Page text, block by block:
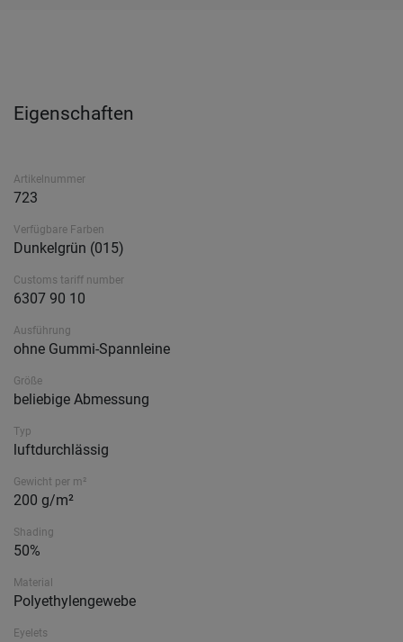
Eigenschaften
Artikelnummer
723
Verfügbare Farben
Dunkelgrün (015)
Customs tariff number
6307 90 10
Ausführung
ohne Gummi-Spannleine
Größe
beliebige Abmessung
Typ
luftdurchlässig
Gewicht per m²
200 g/m²
Shading
50%
Material
Polyethylengewebe
Eyelets